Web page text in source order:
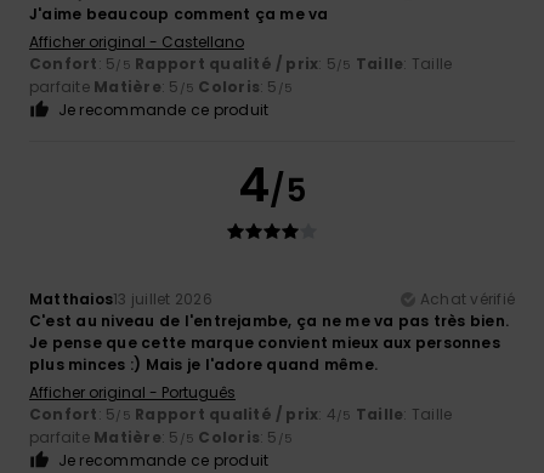
J'aime beaucoup comment ça me va
Afficher original - Castellano
Confort: 5/5 Rapport qualité / prix: 5/5 Taille: Taille
parfaite Matière: 5 /5 Coloris: 5 /5
Je recommande ce produit
4/5
Matthaios13 juillet 2026
Achat vérifié
C'est au niveau de l'entrejambe, ça ne me va pas très bien.
Je pense que cette marque convient mieux aux personnes
plus minces :) Mais je l'adore quand même.
Afficher original - Português
Confort: 5/5 Rapport qualité / prix: 4/5 Taille: Taille
parfaite Matière: 5 /5 Coloris: 5 /5
Je recommande ce produit